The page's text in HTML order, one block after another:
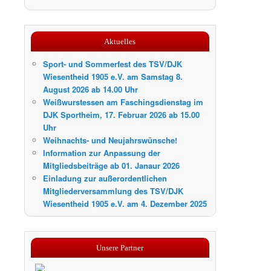
Aktuelles
Sport- und Sommerfest des TSV/DJK
Wiesentheid 1905 e.V. am Samstag 8.
August 2026 ab 14.00 Uhr
Weißwurstessen am Faschingsdienstag im
DJK Sportheim, 17. Februar 2026 ab 15.00
Uhr
Weihnachts- und Neujahrswünsche!
Information zur Anpassung der
Mitgliedsbeiträge ab 01. Janaur 2026
Einladung zur außerordentlichen
Mitgliederversammlung des TSV/DJK
Wiesentheid 1905 e.V. am 4. Dezember 2025
Unsere Partner